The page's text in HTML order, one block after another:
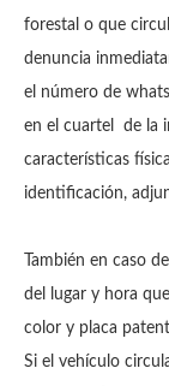
forestal o que
denuncia
el número de
en el cuartel de la
características
identificación,
También en caso
del lugar y hora
color y placa
Si el vehículo